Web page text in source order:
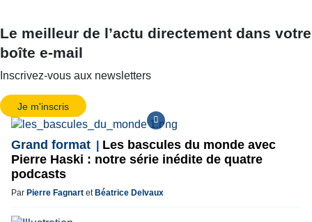
Le meilleur de l’actu directement dans votre
boîte e-mail
Inscrivez-vous aux newsletters
Je m'inscris
Grand format
Les bascules du monde avec
Pierre Haski : notre série inédite de quatre
podcasts
Par Pierre Fagnart et Béatrice Delvaux